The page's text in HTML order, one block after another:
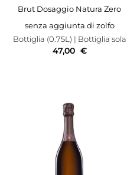
Brut Dosaggio Natura Zero
senza aggiunta di zolfo
Bottiglia (0.75L) | Bottiglia sola
47,00 €